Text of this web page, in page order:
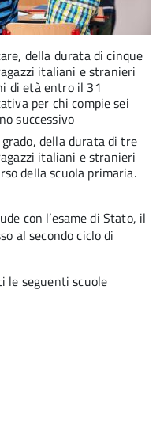
della durata di cinque
italiani e stranieri
di età entro il 31
per chi compie sei
successivo
della durata di tre
italiani e stranieri
della scuola primaria.
con l’esame di Stato, il
al secondo ciclo di
le seguenti scuole